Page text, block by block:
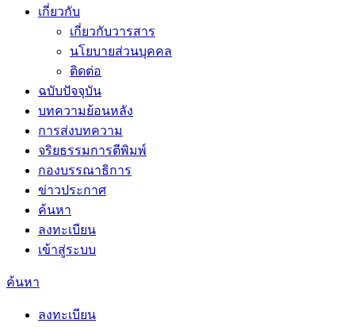
เกี่ยวกับ
เกี่ยวกับวารสาร
นโยบายส่วนบุคคล
ติดต่อ
ฉบับปัจจุบัน
บทความย้อนหลัง
การส่งบทความ
จริยธรรมการตีพิมพ์
กองบรรณาธิการ
ข่าวประกาศ
ค้นหา
ลงทะเบียน
เข้าสู่ระบบ
ค้นหา
ลงทะเบียน